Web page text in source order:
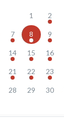
1 2
7 8 9
14 15 16
21 22 23
28 29 30